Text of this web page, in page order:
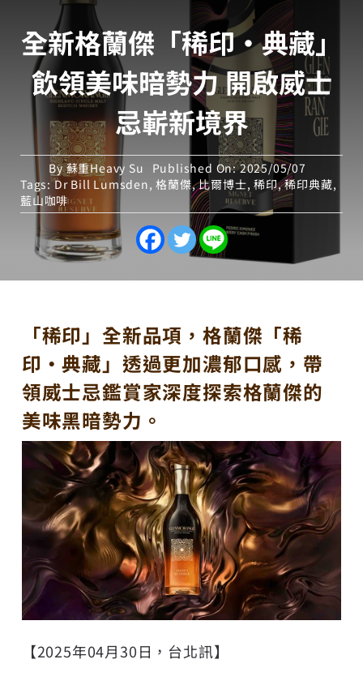
全新格蘭傑「稀印‧典藏」
飲領美味暗勢力 開啟威士
忌嶄新境界
By蘇重Heavy Su
Published On: 2025/05/07
Tags:Dr Bill Lumsden,格蘭傑,比爾博士,稀印,稀印典藏,
藍山咖啡
「稀印」全新品項，格蘭傑「稀
印‧典藏」透過更加濃郁口感，帶
領威士忌鑑賞家深度探索格蘭傑的
美味黑暗勢力。
【2025年04月30日，台北訊】